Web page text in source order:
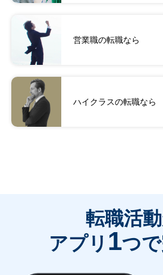
営業職の転職なら
ハイクラスの転職なら
転職活
アプリ 1つで